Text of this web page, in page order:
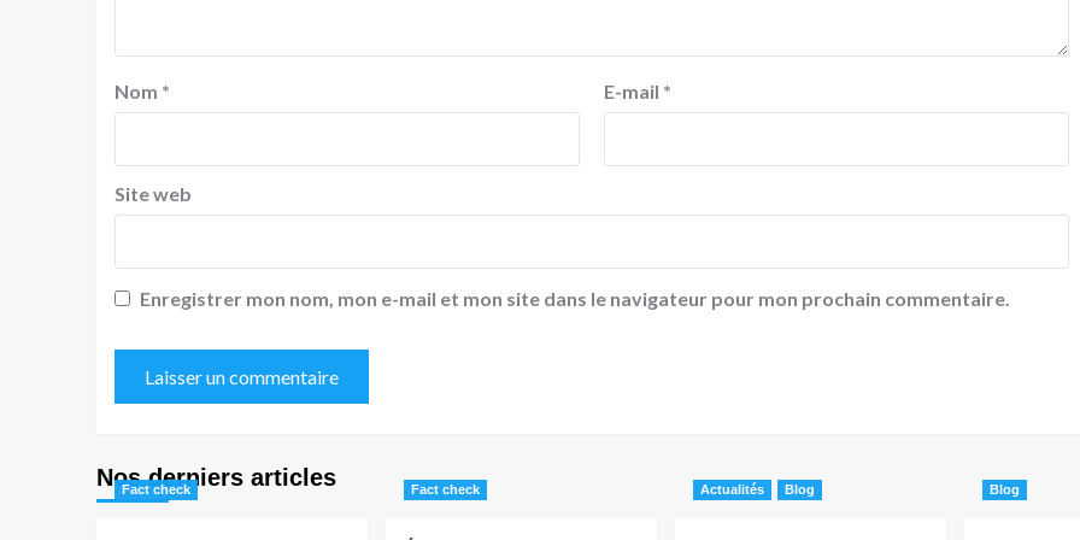
Nom * E-mail *
Site web
Enregistrer mon nom, mon e-mail et mon site dans le navigateur pour mon prochain commentaire.
Nos derniers articles
Fact check Fact check Actualités Blog Blog